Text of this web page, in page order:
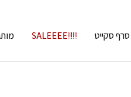
סרף סקייט !!!!SALEEEE